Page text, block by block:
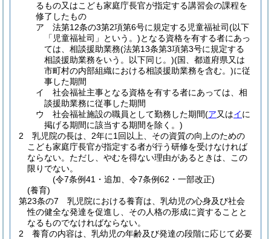
るもの又はこども家庭庁長官が指定する講習会の課程を
修了したもの
ア
法第12条の3第2項第6号に規定する児童福祉司(以下
「児童福祉司」という。)となる資格を有する者にあっ
ては、相談援助業務(法第13条第3項第3号に規定する
相談援助業務をいう。以下同じ。)(国、都道府県又は
市町村の内部組織における相談援助業務を含む。)に従
事した期間
イ
社会福祉主事となる資格を有する者にあっては、相
談援助業務に従事した期間
ウ
社会福祉施設の職員として勤務した期間(ア又はイに
掲げる期間に該当する期間を除く。)
2
乳児院の長は、2年に1回以上、その資質の向上のための
こども家庭庁長官が指定する者が行う研修を受けなければ
ならない。 ただし、やむを得ない理由があるときは、この
限りでない。
(令7条例41・追加、令7条例62・一部改正)
(養育)
第23条の7
乳児院における養育は、乳幼児の心身及び社会
性の健全な発達を促進し、その人格の形成に資することと
なるものでなければならない。
2
養育の内容は、乳幼児の年齢及び発達の段階に応じて必要